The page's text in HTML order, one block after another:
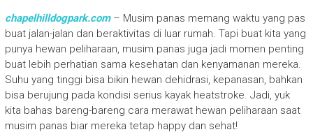
chapelhilldogpark.com– Musim panas memang waktu yang pas
buat jalan-jalan dan beraktivitas di luar rumah. Tapi buat kita yang
punya hewan peliharaan, musim panas juga jadi momen penting
buat lebih perhatian sama kesehatan dan kenyamanan mereka.
Suhu yang tinggi bisa bikin hewan dehidrasi, kepanasan, bahkan
bisa berujung pada kondisi serius kayak heatstroke. Jadi, yuk
kita bahas bareng-bareng cara merawat hewan peliharaan saat
musim panas biar mereka tetap happy dan sehat!